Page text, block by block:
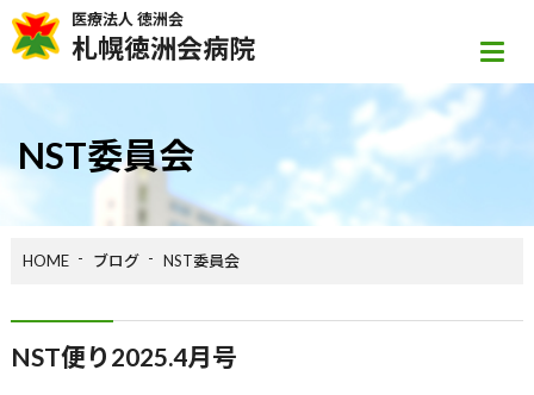
医療法人 徳洲会
札幌徳洲会病院
NST委員会
HOME ブログ NST委員会
NST便り2025.4月号